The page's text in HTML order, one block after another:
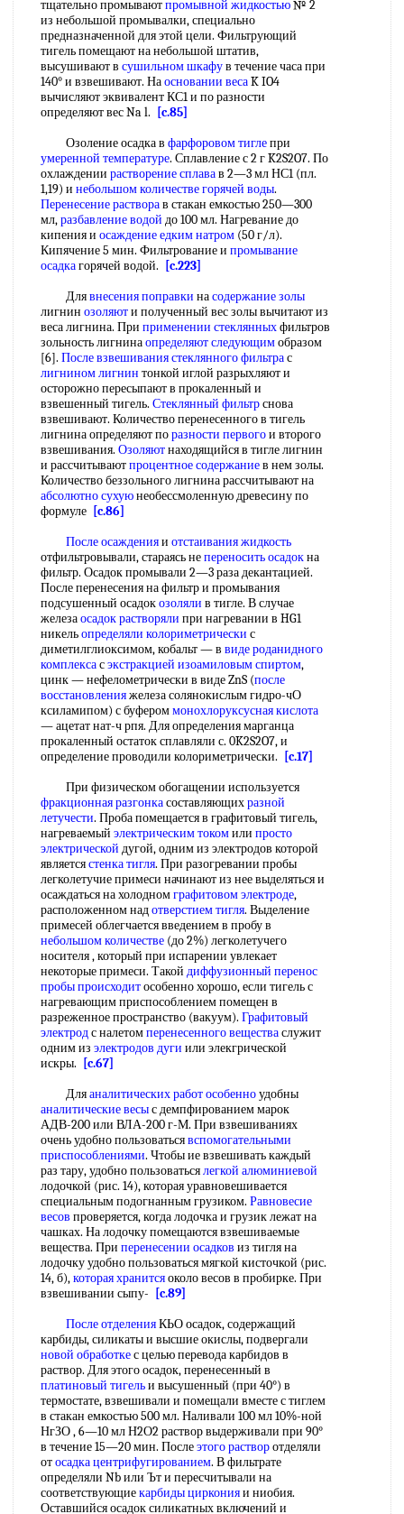
тщательно промываютпромывной жидкостью№ 2
из небольшой промывалки, специально
предназначенной для этой цели. Фильтрующий
тигель помещают на небольшой штатив,
высушивают в сушильном шкафув течение часа при
140° и взвешивают. Наосновании весаK IO4
вычисляют эквивалент КС1 и по разности
определяют вес Na l.
[c.85]
Озоление осадка в фарфоровом тиглепри
умеренной температуре. Сплавление с 2 г K2S2O7. По
охлаждении растворение сплавав 2—3 мл НС1 (пл.
1,19) и небольшом количествегорячей воды.
Перенесение растворав стакан емкостью 250—300
мл,разбавление водой до 100 мл. Нагревание до
кипения и осаждение едким натром (50 г/л).
Кипячение 5 мин. Фильтрование и промывание
осадкагорячей водой.
[c.223]
Длявнесения поправки насодержание золы
лигнин озоляюти полученный вес золы вычитают из
веса лигнина. При применении стеклянныхфильтров
зольность лигнинаопределяют следующимобразом
[6]. После взвешиваниястеклянного фильтрас
лигнином лигнин тонкой иглой разрыхляют и
осторожно пересыпают в прокаленный и
взвешенный тигель. Стеклянный фильтрснова
взвешивают. Количество перенесенного в тигель
лигнина определяют поразности первогои второго
взвешивания. Озоляютнаходящийся в тигле лигнин
и рассчитываютпроцентное содержаниев нем золы.
Количество беззольного лигнина рассчитывают на
абсолютно сухуюнеобессмоленную древесину по
формуле [c.86]
После осажденияи отстаивания жидкость
отфильтровывали, стараясь непереносить осадокна
фильтр. Осадок промывали 2—3 раза декантацией.
После перенесения на фильтр и промывания
подсушенный осадокозоляли в тигле. В случае
железаосадок растворяли при нагревании в HG1
никельопределяли колориметрически с
диметилглиоксимом, кобальт — в виде роданидного
комплексасэкстракцией изоамиловым спиртом,
цинк — нефелометрически в виде ZnS (после
восстановленияжелеза солянокислым гидро-чО
ксиламипом) с буфероммонохлоруксусная кислота
— ацетат нат-ч рпя. Для определения марганца
прокаленный остаток сплавляли с. 0K2S2O7, и
определение проводили колориметрически.
[c.17]
При физическом обогащении используется
фракционная разгонкасоставляющихразной
летучести. Проба помещается в графитовый тигель,
нагреваемый электрическим токомили просто
электрической дугой, одним из электродов которой
являетсястенка тигля. При разогревании пробы
легколетучие примеси начинают из нее выделяться и
осаждаться на холодномграфитовом электроде,
расположенном надотверстием тигля. Выделение
примесей облегчается введением в пробу в
небольшом количестве (до 2%) легколетучего
носителя , который при испарении увлекает
некоторые примеси. Такой диффузионный перенос
пробы происходитособенно хорошо, если тигель с
нагревающим приспособлением помещен в
разреженное пространство (вакуум). Графитовый
электродс налетомперенесенного веществаслужит
одним из электродов дуги или элекгрической
искры.
[c.67]
Дляаналитических работ особенноудобны
аналитические весыс демпфированием марок
АДВ-200 или ВЛА-200 г-М. При взвешиваниях
очень удобно пользоватьсявспомогательными
приспособлениями. Чтобы ие взвешивать каждый
раз тару, удобно пользоватьсялегкой алюминиевой
лодочкой (рис. 14), которая уравновешивается
специальным подогнанным грузиком. Равновесие
весов проверяется, когда лодочка и грузик лежат на
чашках. На лодочку помещаются взвешиваемые
вещества. При перенесении осадков из тигля на
лодочку удобно пользоваться мягкой кисточкой (рис.
14, б),которая хранитсяоколо весов в пробирке. При
взвешивании сыпу-
[c.89]
После отделенияКЬО осадок, содержащий
карбиды, силикаты и высшие окислы, подвергали
новой обработкес целью перевода карбидов в
раствор. Для этого осадок, перенесенный в
платиновый тигельи высушенный (при 40°) в
термостате, взвешивали и помещали вместе с тиглем
в стакан емкостью 500 мл. Наливали 100 мл 10%-ной
НгЗО , 6—10 мл Н2О2 раствор выдерживали при 90°
в течение 15—20 мин. Послеэтого растворотделяли
отосадка центрифугированием. В фильтрате
определяли Nb или Ът и пересчитывали на
соответствующиекарбиды цирконияи ниобия.
Оставшийся осадок силикатных включений и